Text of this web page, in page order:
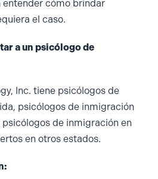
cómo brindar
el caso.
a un psicólogo de
Inc. tiene psicólogos de
psicólogos de inmigración
de inmigración en
en otros estados.